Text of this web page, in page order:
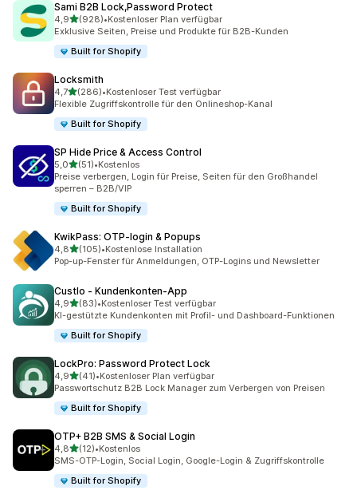
Sami B2B Lock,Password Protect
4,9von 5 Sternen
(928)
928 Rezensionen insgesamt
•Kostenloser Plan verfügbar
Exklusive Seiten, Preise und Produkte für B2B-Kunden
Built for Shopify
Locksmith
4,7von 5 Sternen
(286)
286 Rezensionen insgesamt
•Kostenloser Test verfügbar
Flexible Zugriffskontrolle für den Onlineshop-Kanal
Built for Shopify
SP Hide Price & Access Control
5,0von 5 Sternen
(51)
51 Rezensionen insgesamt
•Kostenlos
Preise verbergen, Login für Preise, Seiten für den Großhandel
sperren – B2B/VIP
Built for Shopify
KwikPass: OTP‑login & Popups
4,8von 5 Sternen
(105)
105 Rezensionen insgesamt
•Kostenlose Installation
Pop-up-Fenster für Anmeldungen, OTP-Logins und Newsletter
Custlo ‑ Kundenkonten‑App
4,9von 5 Sternen
(83)
83 Rezensionen insgesamt
•Kostenloser Test verfügbar
KI-gestützte Kundenkonten mit Profil- und Dashboard-Funktionen
Built for Shopify
LockPro: Password Protect Lock
4,9von 5 Sternen
(41)
41 Rezensionen insgesamt
•Kostenloser Plan verfügbar
Passwortschutz B2B Lock Manager zum Verbergen von Preisen
Built for Shopify
OTP+ B2B SMS & Social Login
4,8von 5 Sternen
(12)
12 Rezensionen insgesamt
•Kostenlos
SMS-OTP-Login, Social Login, Google-Login & Zugriffskontrolle
Built for Shopify